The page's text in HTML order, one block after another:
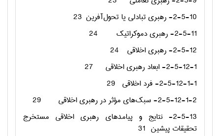
2-5-10- رهبری تبادلی یا تحول‌آفرین
23
2-5-11- رهبری دموکراتیک
24
2-5-12- رهبری اخلاقی
24
2-5-12-1- ابعاد رهبری اخلاقی
27
2-5-12-1-1- فرد اخلاقی
29
2-5-12-1-2- سبک‌های مؤثر در رهبری اخلاقی
29
2-5-13- نتایج و پیامدهای رهبری اخلاقی مستخرج
تحقیقات پیشین 31